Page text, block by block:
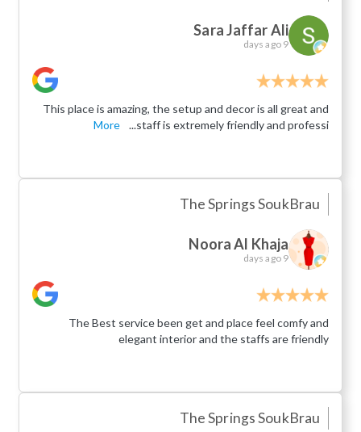
Sara Jaffar Ali
9 days ago
This place is amazing, the setup and decor is all great and
staff is extremely friendly and professi...
More
Brau
The Springs Souk
Noora Al Khaja
9 days ago
The Best service been get and place feel comfy and
elegant interior and the staffs are friendly
Brau
The Springs Souk